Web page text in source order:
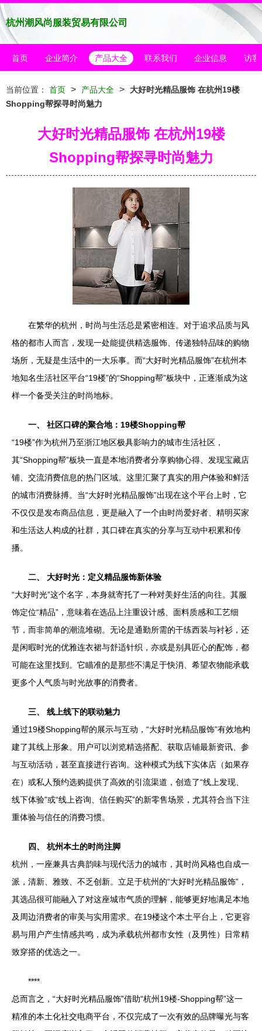
杭州潮风尚服装贸易有限公司
首页 企业简介 产品大全 联系我们 企业信息 访客
当前位置： 首页 > 产品大全 >
大好时光精品服饰 在杭州19楼
Shopping帮探寻时尚魅力
大好时光精品服饰 在杭州19楼
Shopping帮探寻时尚魅力
在繁华的杭州，时尚与生活总是紧密相连。对于追求品质与风
格的都市人而言，发现一处能提供精选服饰、传递独特品味的购物
场所，无疑是生活中的一大乐事。而“大好时光精品服饰”在杭州本
地知名生活社区平台“19楼”的“Shopping帮”板块中，正逐渐成为这
样一个备受关注的时尚地标。
一、 社区口碑的聚合地：19楼Shopping帮
“19楼”作为杭州乃至浙江地区极具影响力的城市生活社区，
其“Shopping帮”板块一直是本地消费者分享购物心得、发现宝藏店
铺、交流消费信息的热门区域。这里汇聚了真实的用户体验和鲜活
的城市消费脉搏。当“大好时光精品服饰”出现在这个平台上时，它
不仅仅是发布商品信息，更是融入了一个由时尚爱好者、精明买家
和生活达人构成的社群，其口碑在真实的分享与互动中积累和传
播。
二、 大好时光：定义精品服饰新体验
“大好时光”这个名字，本身就寄托了一种对美好生活的向往。其服
饰定位“精品”，意味着在选品上注重设计感、面料质感和工艺细
节，而非简单的潮流堆砌。无论是通勤所需的干练西装与衬衫，还
是闲暇时光的优雅连衣裙与舒适针织，亦或是别具匠心的配饰，都
可能在这里找到。它瞄准的是那些不满足于快消、希望衣物能承载
更多个人气质与时光故事的消费者。
三、 线上线下的联动魅力
通过19楼Shopping帮的展示与互动，“大好时光精品服饰”有效地构
建了其线上形象。用户可以浏览精选搭配、获取店铺最新资讯、参
与互动活动，甚至直接进行咨询。这种模式为线下实体店（如果存
在）或私人预约选购提供了高效的引流渠道，创造了“线上发现、
线下体验”或“线上咨询、信任购买”的新零售场景，尤其符合当下注
重体验与信任的消费习惯。
四、 杭州本土的时尚注脚
杭州，一座兼具古典韵味与现代活力的城市，其时尚风格也自成一
派，清新、雅致、不乏创新。立足于杭州的“大好时光精品服饰”，
其选品很可能融入了对这座城市气质的理解，能够更好地满足本地
及周边消费者的审美与实用需求。在19楼这个本土平台上，它更容
易与用户产生情感共鸣，成为承载杭州都市女性（及男性）日常精
致穿搭的优选之一。
****
总而言之，“大好时光精品服饰”借助“杭州19楼-Shopping帮”这一
精准的本土化社交电商平台，不仅完成了一次有效的品牌曝光与客